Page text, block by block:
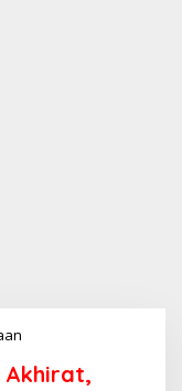
g
Akhirat,